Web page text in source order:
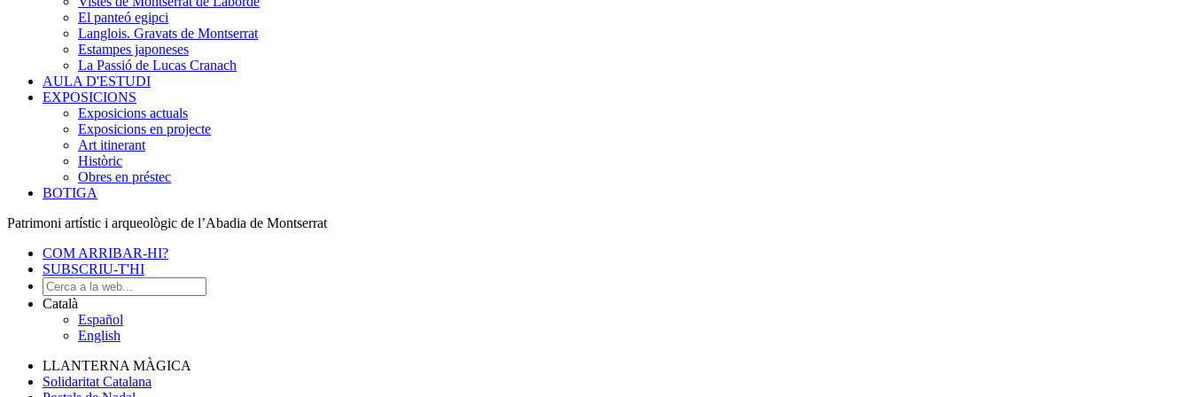
El panteó egipci
Langlois. Gravats de Montserrat
Estampes japoneses
La Passió de Lucas Cranach
AULA D'ESTUDI
EXPOSICIONS
Exposicions actuals
Exposicions en projecte
Art itinerant
Històric
Obres en préstec
BOTIGA
Patrimoni artístic i arqueològic de l’Abadia de Montserrat
COM ARRIBAR-HI?
SUBSCRIU-T'HI
Català
Español
English
LLANTERNA MÀGICA
Solidaritat Catalana